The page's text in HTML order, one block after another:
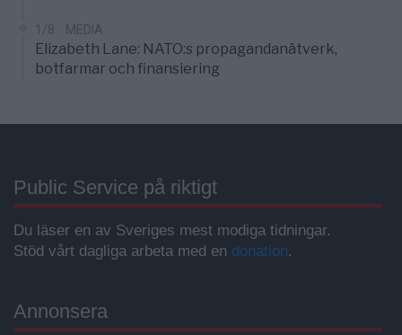
1/8 MEDIA
Elizabeth Lane: NATO:s propagandanätverk,
botfarmar och finansiering
Public Service på riktigt
Du läser en av Sveriges mest modiga tidningar.
Stöd vårt dagliga arbeta med en donation.
Annonsera